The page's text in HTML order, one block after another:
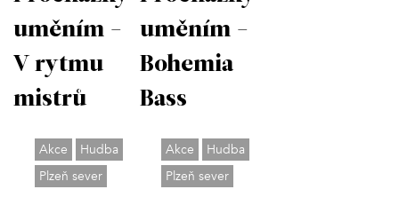
uměním -
V rytmu
mistrů
Akce
Hudba
Plzeň sever
uměním -
Bohemia
Bass
Akce
Hudba
Plzeň sever